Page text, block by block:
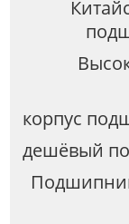
корпус
дешёвый